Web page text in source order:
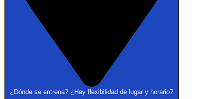
¿Dónde se entrena? ¿Hay flexibilidad de lugar y horario?